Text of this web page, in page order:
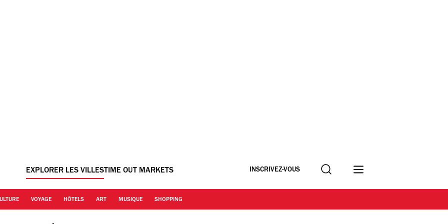
EXPLORER LES VILLESTIME OUT MARKETS INSCRIVEZ-VOUS Recherche
VOYAGE HÔTELS ART MUSIQUE SHOPPING